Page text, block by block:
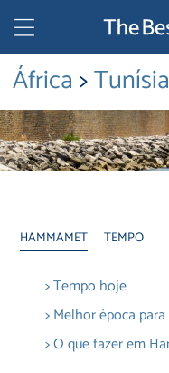
África>Tunísia
HAMMAMET TEMPO
> Tempo hoje
> Melhor época
> O que fazer em